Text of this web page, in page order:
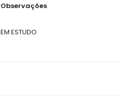
Observações
EM ESTUDO